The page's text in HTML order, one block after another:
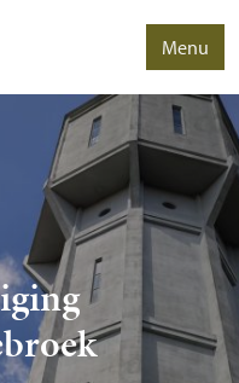
Menu